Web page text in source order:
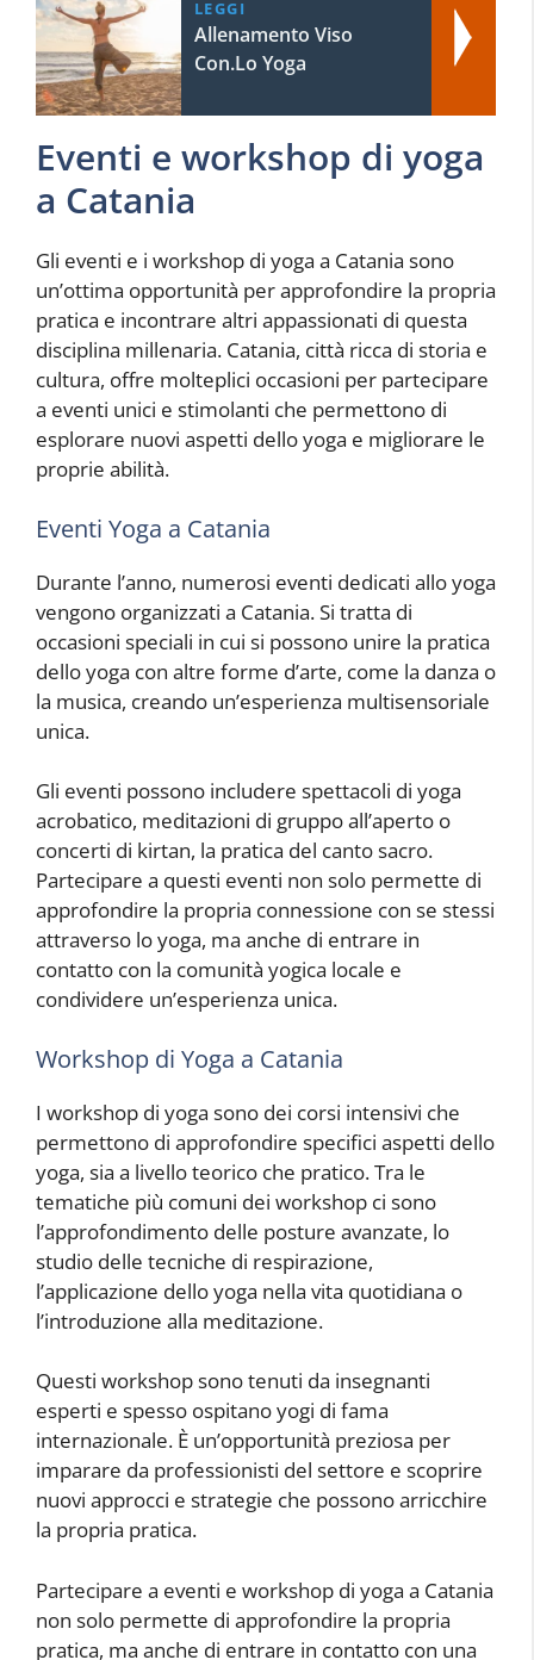
LEGGI
Allenamento Viso
Con.Lo Yoga
Eventi e workshop di yoga
a Catania
Gli eventi e i workshop di yoga a Catania sono
un’ottima opportunità per approfondire la propria
pratica e incontrare altri appassionati di questa
disciplina millenaria. Catania, città ricca di storia e
cultura, offre molteplici occasioni per partecipare
a eventi unici e stimolanti che permettono di
esplorare nuovi aspetti dello yoga e migliorare le
proprie abilità.
Eventi Yoga a Catania
Durante l’anno, numerosi eventi dedicati allo yoga
vengono organizzati a Catania. Si tratta di
occasioni speciali in cui si possono unire la pratica
dello yoga con altre forme d’arte, come la danza o
la musica, creando un’esperienza multisensoriale
unica.
Gli eventi possono includere spettacoli di yoga
acrobatico, meditazioni di gruppo all’aperto o
concerti di kirtan, la pratica del canto sacro.
Partecipare a questi eventi non solo permette di
approfondire la propria connessione con se stessi
attraverso lo yoga, ma anche di entrare in
contatto con la comunità yogica locale e
condividere un’esperienza unica.
Workshop di Yoga a Catania
I workshop di yoga sono dei corsi intensivi che
permettono di approfondire specifici aspetti dello
yoga, sia a livello teorico che pratico. Tra le
tematiche più comuni dei workshop ci sono
l’approfondimento delle posture avanzate, lo
studio delle tecniche di respirazione,
l’applicazione dello yoga nella vita quotidiana o
l’introduzione alla meditazione.
Questi workshop sono tenuti da insegnanti
esperti e spesso ospitano yogi di fama
internazionale. È un’opportunità preziosa per
imparare da professionisti del settore e scoprire
nuovi approcci e strategie che possono arricchire
la propria pratica.
Partecipare a eventi e workshop di yoga a Catania
non solo permette di approfondire la propria
pratica, ma anche di entrare in contatto con una